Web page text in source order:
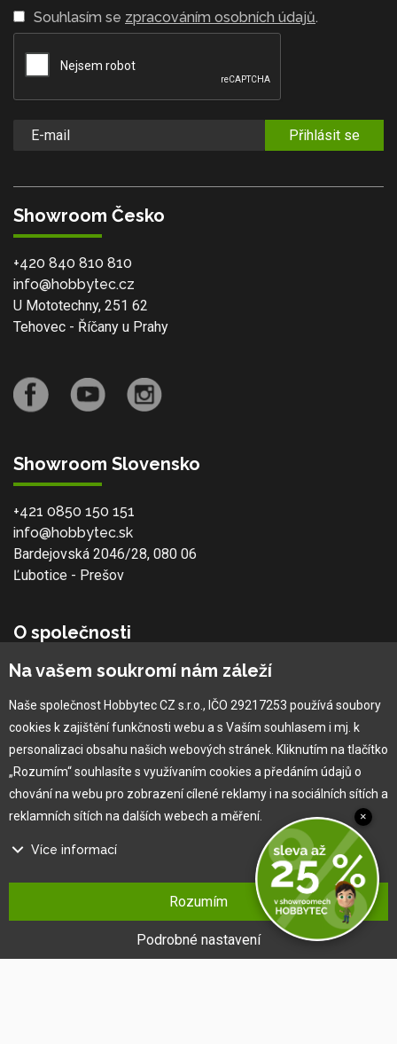
Souhlasím se zpracováním osobních údajů.
Přihlásit se
Showroom Česko
+420 840 810 810
info@hobbytec.cz
U Mototechny, 251 62
Tehovec - Říčany u Prahy
Showroom Slovensko
+421 0850 150 151
info@hobbytec.sk
Bardejovská 2046/28, 080 06
Ľubotice - Prešov
O společnosti
Vlastní výroba
Náš tým
O nás
Pro zákazníka
Věrnostní program
Na vašem soukromí nám záleží
Naše společnost Hobbytec CZ s.r.o., IČO 29217253 používá soubory
cookies k zajištění funkčnosti webu a s Vaším souhlasem i mj. k
personalizaci obsahu našich webových stránek. Kliknutím na tlačítko
„Rozumím“ souhlasíte s využívaním cookies a předáním údajů o
chování na webu pro zobrazení cílené reklamy i na sociálních sítích a
reklamních sítích na dalších webech a měření.
Více informací
Na našem webu používáme několik druhů kategorií cookies:
Ty jsou nezbytně nutné pro fungování webu a jeho funkcí, které se
rozhodnete využívat. Bez nich by náš web nefungoval, např. by nebylo
Rozumím
Podrobné nastavení
×